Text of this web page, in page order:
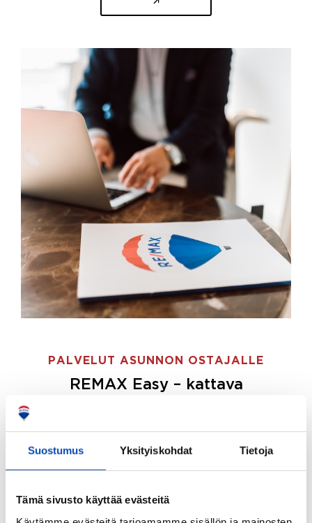
Suostumus Yksityiskohdat Tietoja
Tämä sivusto käyttää evästeitä
PALVELUT ASUNNON OSTAJALLE
REMAX Easy – kattava
ostajille.
Tee ostotoimeksianto ja etsimme juuri